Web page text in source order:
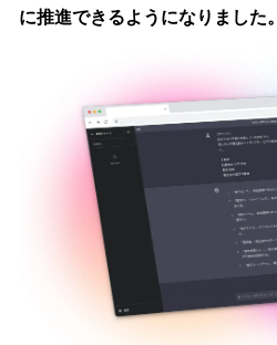
に推進できるようになりました。